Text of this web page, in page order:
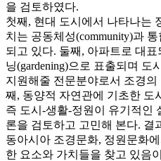
을 검토하였다.
첫째, 현대 도시에서 나타나는
치는 공동체성(community)과
되고 있다. 둘째, 아파트로 대
닝(gardening)으로 표출되며 도
지원해줄 전문분야로서 조경
째, 동양적 자연관에 기초한 도
즉 도시-생활-정원이 유기적인
론을 검토하고 고민해 본다. 결
동아시아 조경문화, 정원문화
한 요소와 가치들을 찾고 있음